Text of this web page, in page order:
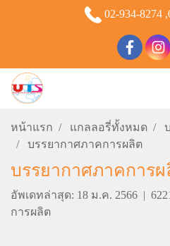
02-934-8274
หน้าแรก แกลลอรี่ทั้งหมด
บรรยากาศภาคการผลิต
บรรยากาศภาคการผ
อัพเดทล่าสุด: 18 ม.ค. 2566 |
การผลิต